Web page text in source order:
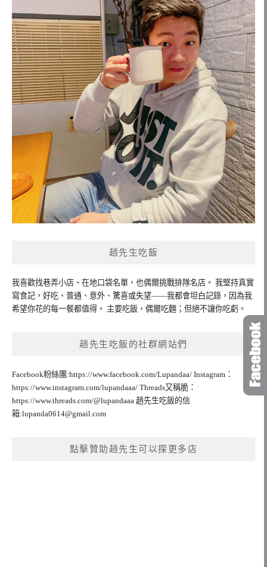
趙先生吃飯
我喜歡找巷弄小店、在地口袋名單，也偶爾挑戰排隊名店。 我堅持真實
寫食記，好吃、普通、意外、驚喜或失望——我都會坦白記錄，因為我
希望你花的每一餐都值得。 主要吃飯，偶爾吃麵；但絕不讓你吃虧。
趙先生吃飯的社群網站們
Facebook粉絲團:https://www.facebook.com/Lupandaa/ Instagram：
https://www.instagram.com/lupandaaa/ Threads又稱脆：
https://www.threads.com/@lupandaaa 趙先生吃飯的信
箱:lupanda0614@gmail.com
點擊贊助趙先生可以探更多店